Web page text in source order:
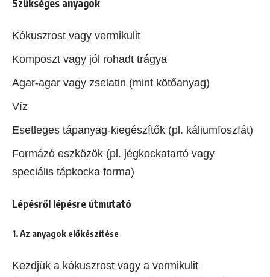
Szükséges anyagok
Kókuszrost vagy vermikulit
Komposzt vagy jól rohadt trágya
Agar-agar vagy zselatin (mint kötőanyag)
Víz
Esetleges tápanyag-kiegészítők (pl. káliumfoszfát)
Formázó eszközök (pl. jégkockatartó vagy
speciális tápkocka forma)
Lépésről lépésre útmutató
1. Az anyagok előkészítése
Kezdjük a kókuszrost vagy a vermikulit